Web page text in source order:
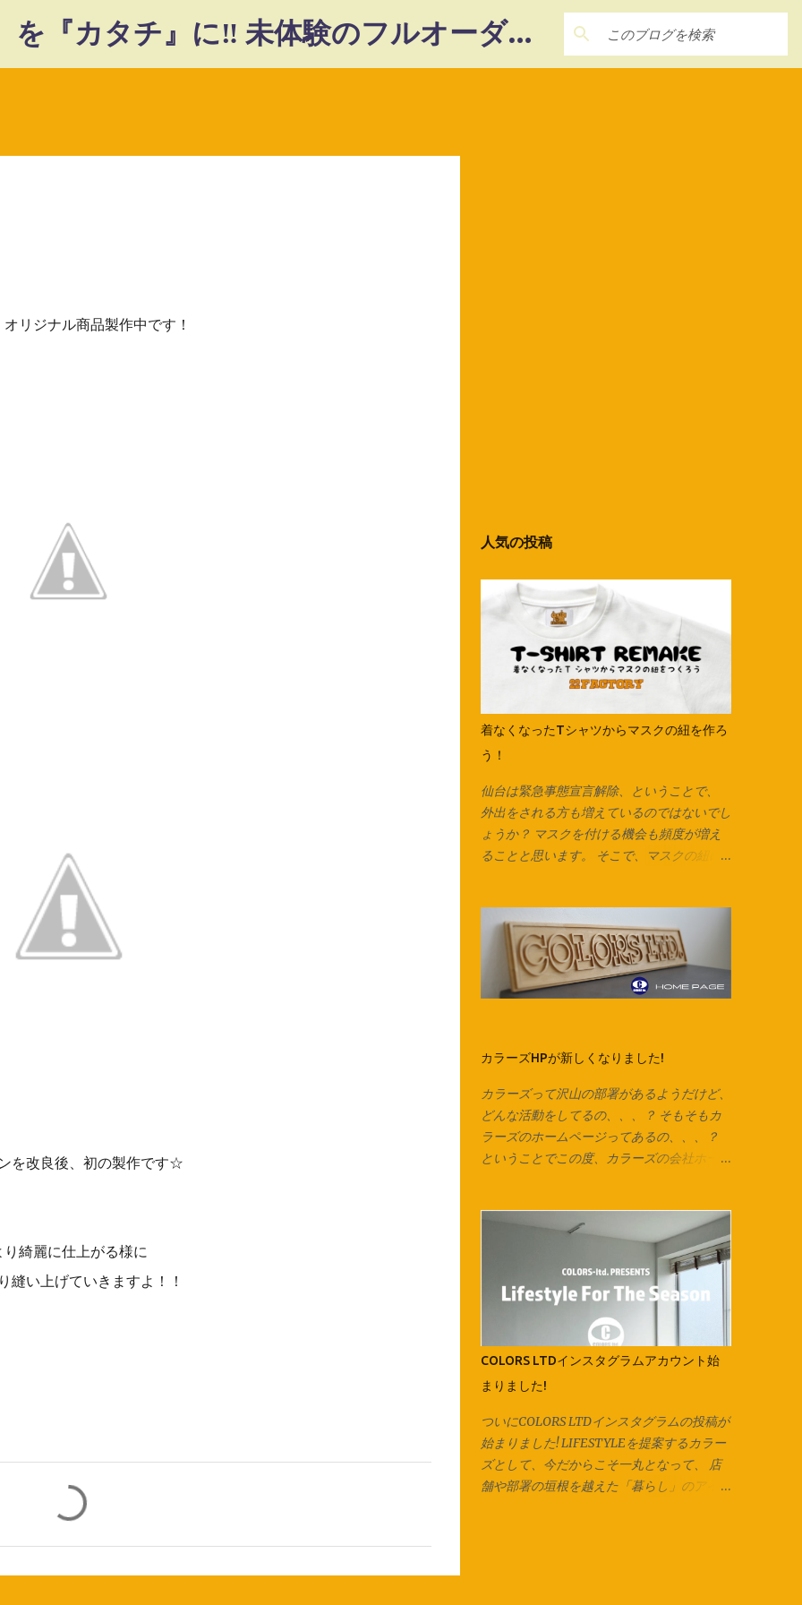
スキップしてメイン コンテンツに移動 ― 22Factory ― 『想い』を『カタチ』に‼ 未体験のフルオーダーメイド
リジナル商品製作中です！
を改良後、初の製作です☆
り綺麗に仕上がる様に
縫い上げていきますよ！！
人気の投稿
着なくなったTシャツからマスクの紐を作ろ
う！
仙台は緊急事態宣言解除、ということで、
外出をされる方も増えているのではないでし
ょうか？ マスクを付ける機会も頻度が増え
ることと思います。 そこで、マスクの紐に
く、毛糸の代わりにしたり、 編み込みをし
てアクセサリーやキーチャーム、タッセルな
んかも作れます。 意外と簡単なのでぜひお
試しください♪ Tシャツは脇に縫い合わせの
トソーで作る場合は縫い合わせ箇所を切り落
としてから始めます。 カットソーを横にし
て、下の画像の方向でハサミを入れていきま
す。 ※向きを間違えると伸縮が弱くなるので
ご注意ください。 今回はマスク紐なので1cm
ほどの幅で裁断していますが、 市販のズパ
す。 紐にしたら今回はマスク紐なので、輪
で切り出した紐を2箇所で切り、 2本のひも
にしています。 長いズパゲッティヤーンに
する場合は1箇所だけ切り、 長い1本をつく
り、更につなげていきます。 今回は紐通し
の代わりに安全ピンを使用しています。 他
にも通し穴の大きさ次第ではヘアピンやボー
ルペン、シャープペンなども代用可能です。
片方ずつ通して… 両方に通してお好みの長さ
で結んで完成です♪ ご相談、お問い合わせは
各店スタッフまで。 オリジナル商品は
Instagram でもお楽しみ頂けます。
Facebook でも商品情報を発信いたしてお
カラーズHPが新しくなりました!
カラーズって沢山の部署があるようだけど、
どんな活動をしてるの、、、？ そもそもカ
ラーズのホームページってあるの、、、？
ということでこの度、カラーズの会社ホーム
会社全体としての取り組み、各店舗の紹介が
一目で分かりやすく、 改良したものにして
いきたいと思います！ コンテンツの内容
は、随時更新されていきますので、チェック
してみてください♪ 様々な事が急速に変化し
ていくこんな時代だからこそ、 継続的にカ
ラーズとしての思いや熱量を伝える事を も
会社としての動きをホームページ上でも感じ
てもらうことで、 今まで以上にどんどん輪
が拡がっていくような、 そんなきっかけの
ひとつになることを願って。 「絵は、口ほ
どにものをいう」をコンセプトにした社長の
COLORS LTDインスタグラムアカウント始
まりました!
ついにCOLORS LTDインスタグラムの投稿が
始まりました! LIFESTYLEを提案するカラー
ズとして、今だからこそ一丸となって、 店
舗や部署の垣根を越えた「暮らし」のアイデ